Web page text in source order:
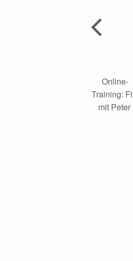
Training:
mit Peter